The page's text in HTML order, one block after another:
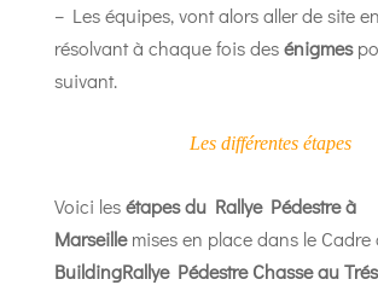
– Les équipes, vont alors aller de site
résolvant à chaque fois desénigmes
suivant.
Les différentes étapes
Voici lesétapes du Rallye Pédestre à
Marseillemises en place dans le Cadre
BuildingRallye Pédestre Chasse au